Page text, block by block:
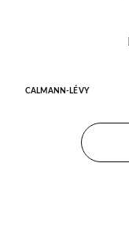
CALMANN-LÉVY